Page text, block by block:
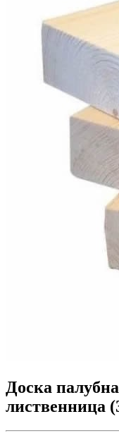
Доска
лиственница